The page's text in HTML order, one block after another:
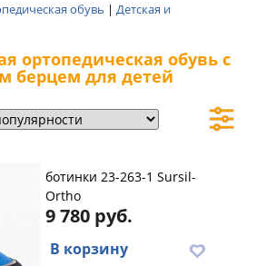
обувь | Детская и
ортопедическая обувь с
берцем для детей
ботинки 23-263-1 Sursil-
Ortho
9 780 руб.
В корзину